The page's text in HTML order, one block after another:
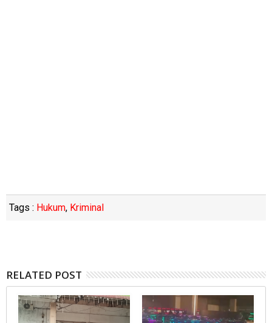
Tags : Hukum, Kriminal
RELATED POST